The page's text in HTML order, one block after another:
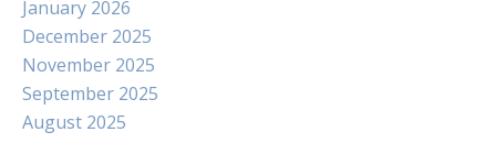
January 2026
December 2025
November 2025
September 2025
August 2025